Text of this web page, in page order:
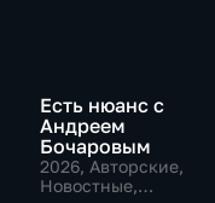
Есть нюанс с
Андреем
Бочаровым
2026, Авторские,
Новостные,